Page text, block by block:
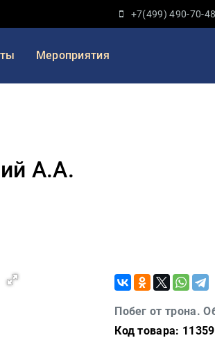
+7(499) 490-70-48
Мероприятия
А.А.
Побег от трона.
Код товара: